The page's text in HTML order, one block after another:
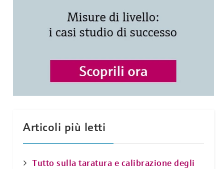
Articoli più letti
Tutto sulla taratura e calibrazione degli